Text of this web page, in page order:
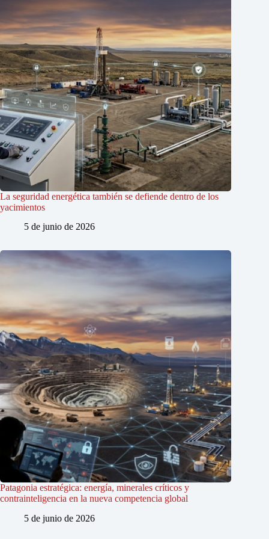
La seguridad energética también se defiende dentro de los
yacimientos
5 de junio de 2026
Patagonia estratégica: energía, minerales críticos y
contrainteligencia en la nueva competencia global
5 de junio de 2026